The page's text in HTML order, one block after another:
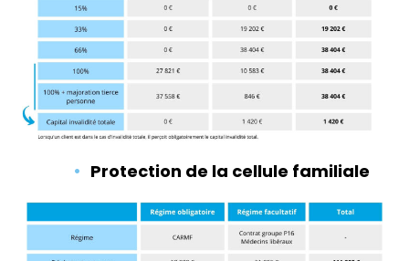
Protection de la cellule familiale